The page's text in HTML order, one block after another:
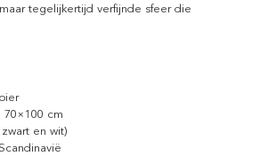
tegelijkertijd verfijnde sfeer die
cm
en wit)